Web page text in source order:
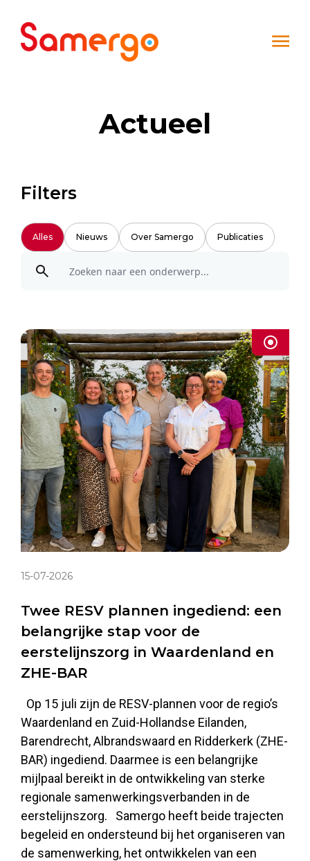
Actueel
Filters
Alles Nieuws Over Samergo Publicaties
15-07-2026
Twee RESV plannen ingediend: een
belangrijke stap voor de
eerstelijnszorg in Waardenland en
ZHE-BAR
Op 15 juli zijn de RESV-plannen voor de regio’s
Waardenland en Zuid-Hollandse Eilanden,
Barendrecht, Albrandswaard en Ridderkerk (ZHE-
BAR) ingediend. Daarmee is een belangrijke
mijlpaal bereikt in de ontwikkeling van sterke
regionale samenwerkingsverbanden in de
eerstelijnszorg. Samergo heeft beide trajecten
begeleid en ondersteund bij het organiseren van
de samenwerking, het ontwikkelen van een